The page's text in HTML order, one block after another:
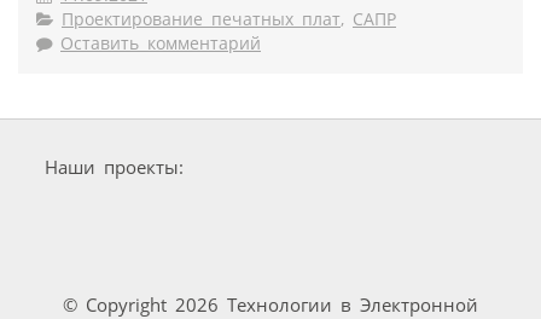
Проектирование печатных плат, САПР
Оставить комментарий
Наши проекты:
© Copyright 2026 Технологии в Электронной